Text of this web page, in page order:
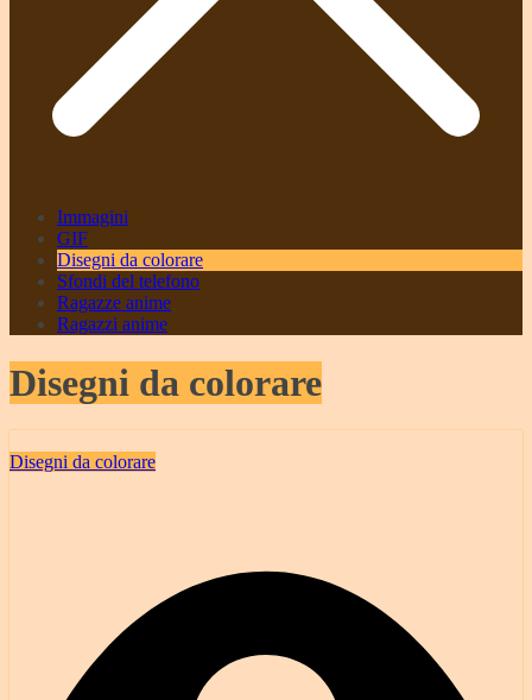
Immagini
GIF
Disegni da colorare
Sfondi del telefono
Ragazze anime
Ragazzi anime
Disegni da colorare
Disegni da colorare